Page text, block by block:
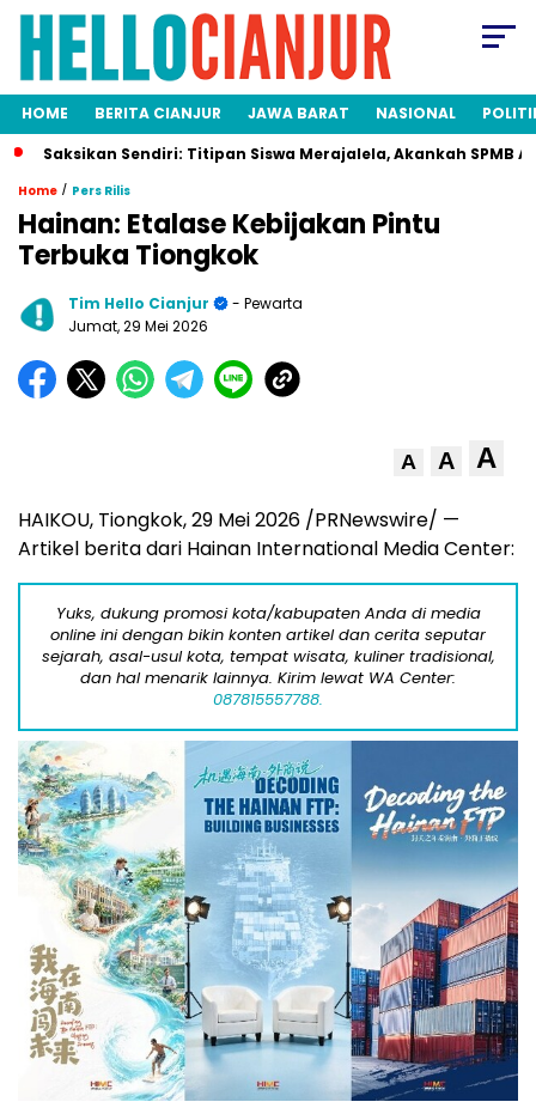
HOME BERITA CIANJUR JAWA BARAT NASIONAL
Sendiri: Titipan Siswa Merajalela, Akankah SPMB Adil
Home / Pers Rilis
Hainan: Etalase Kebijakan Pintu
Terbuka Tiongkok
Tim Hello Cianjur
- Pewarta
Jumat, 29 Mei 2026
A A A
HAIKOU, Tiongkok, 29 Mei 2026 /PRNewswire/ —
Artikel berita dari Hainan International Media Center:
Yuks, dukung promosi kota/kabupaten Anda di media
online ini dengan bikin konten artikel dan cerita seputar
sejarah, asal-usul kota, tempat wisata, kuliner tradisional,
dan hal menarik lainnya. Kirim lewat WA Center:
087815557788.